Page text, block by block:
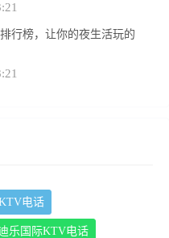
行榜，让你的夜生活玩的
电话
乐国际KTV电话